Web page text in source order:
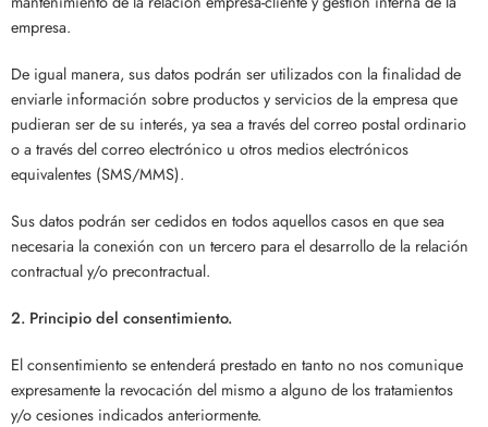
empresa.
De igual manera, sus datos podrán ser utilizados con la finalidad de
enviarle información sobre productos y servicios de la empresa que
pudieran ser de su interés, ya sea a través del correo postal ordinario
o a través del correo electrónico u otros medios electrónicos
equivalentes (SMS/MMS).
Sus datos podrán ser cedidos en todos aquellos casos en que sea
necesaria la conexión con un tercero para el desarrollo de la relación
contractual y/o precontractual.
2. Principio del consentimiento.
El consentimiento se entenderá prestado en tanto no nos comunique
expresamente la revocación del mismo a alguno de los tratamientos
y/o cesiones indicados anteriormente.